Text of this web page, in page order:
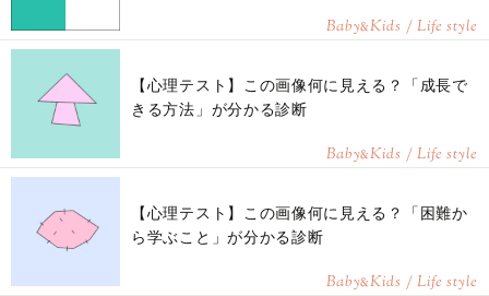
Baby&Kids / Life style
【心理テスト】この画像何に見える？「成長で
きる方法」が分かる診断
Baby&Kids / Life style
【心理テスト】この画像何に見える？「困難か
ら学ぶこと」が分かる診断
Baby&Kids / Life style